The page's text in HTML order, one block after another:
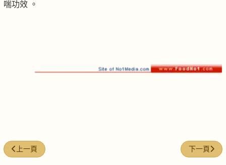
喘功效 。
上一篇文章: 老黃瓜响螺湯
上一頁 下一篇文章
下一頁